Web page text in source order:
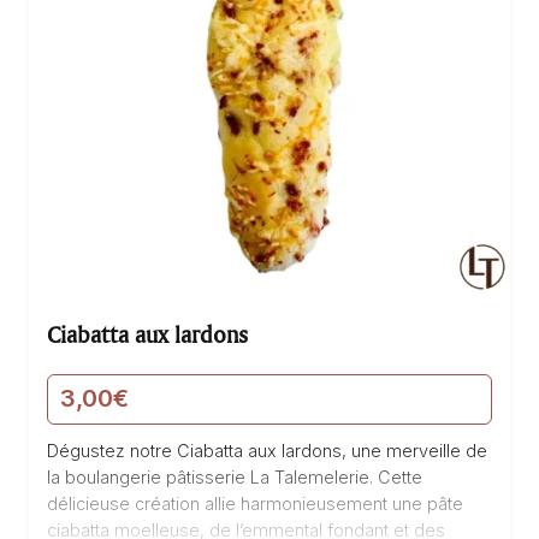
Ciabatta aux lardons
3,00€
Dégustez notre Ciabatta aux lardons, une merveille de
la boulangerie pâtisserie La Talemelerie. Cette
délicieuse création allie harmonieusement une pâte
ciabatta moelleuse, de l’emmental fondant et des